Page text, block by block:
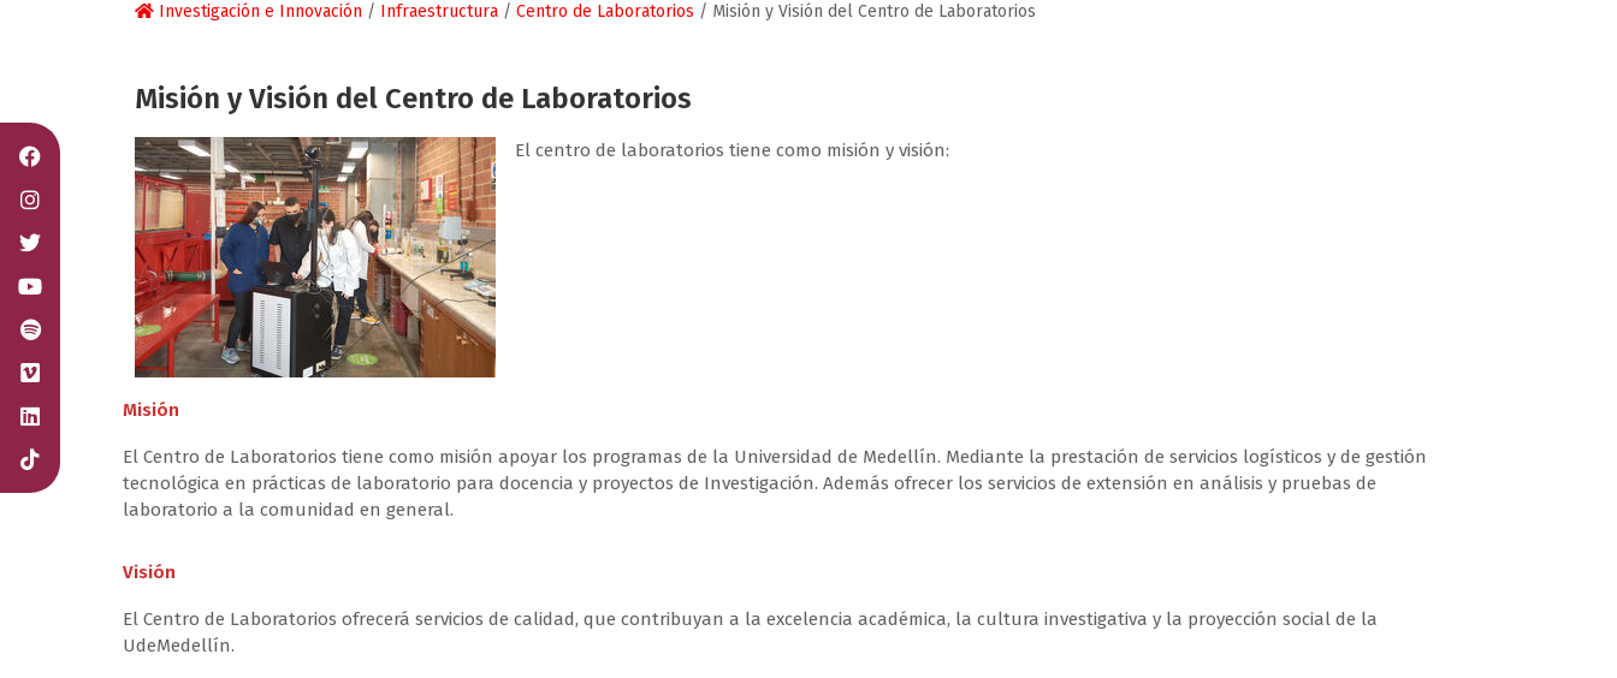
Investigación e Innovación / Infraestructura / Centro de Laboratorios / Misión y Visión del Centro de Laboratorios
Misión y Visión del Centro de Laboratorios
El centro de laboratorios tiene como misión y visión:
Misión
El Centro de Laboratorios tiene como misión apoyar los programas de la Universidad de Medellín. Mediante la prestación de servicios logísticos y de gestión
tecnológica en prácticas de laboratorio para docencia y proyectos de Investigación. Además ofrecer los servicios de extensión en análisis y pruebas de
laboratorio a la comunidad en general.
Visión
El Centro de Laboratorios ofrecerá servicios de calidad, que contribuyan a la excelencia académica, la cultura investigativa y la proyección social de la
UdeMedellín.